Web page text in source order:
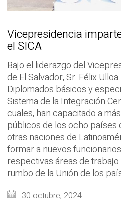
Vicepresidencia
el SICA
Bajo el liderazgo del
de El Salvador, Sr. Félix
Diplomados básicos y
Sistema de la Integración
cuales, han capacitado a
públicos de los ocho países
otras naciones de
formar a nuevos
respectivas áreas de
rumbo de la Unión de los
30 octubre, 2024